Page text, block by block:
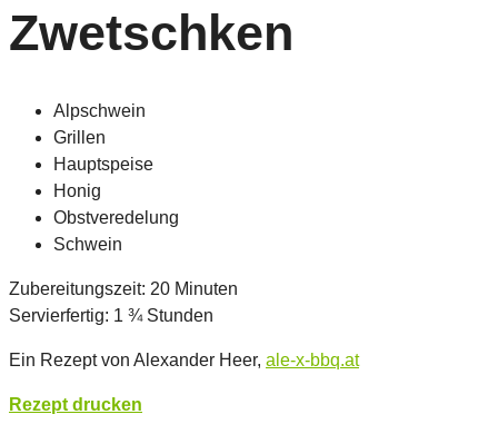
Zwetschken
Alpschwein
Grillen
Hauptspeise
Honig
Obstveredelung
Schwein
Zubereitungszeit: 20 Minuten
Servierfertig: 1 ¾ Stunden
Ein Rezept von Alexander Heer, ale-x-bbq.at
Rezept drucken